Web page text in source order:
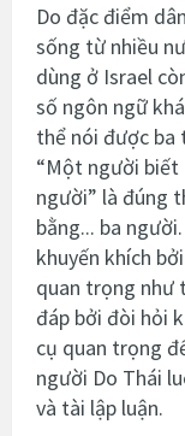
Do đặc điểm
sống từ nhiều
dùng ở Israel
số ngôn ngữ
thể nói được ba
“Một người biết
người” là đúng
bằng... ba
khuyến khích
quan trọng như
đáp bởi đòi hỏi
cụ quan trọng
người Do Thái
và tài lập luận.